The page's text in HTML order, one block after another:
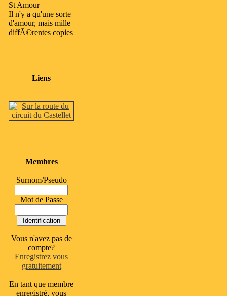
St Amour
Il n'y a qu'une sorte
d'amour, mais mille
diffÃ©rentes copies
Liens
Membres
Surnom/Pseudo
Mot de Passe
Vous n'avez pas de
compte?
Enregistrez vous
gratuitement
En tant que membre
enregistré, vous